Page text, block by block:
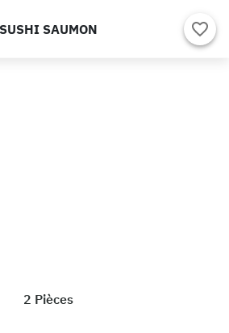
SUSHI SAUMON
2 Pièces